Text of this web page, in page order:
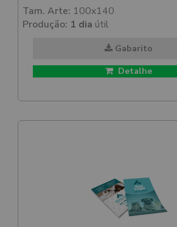
Tam. Arte: 100x140
Produção: 1 dia útil
Gabarito
Detalhe